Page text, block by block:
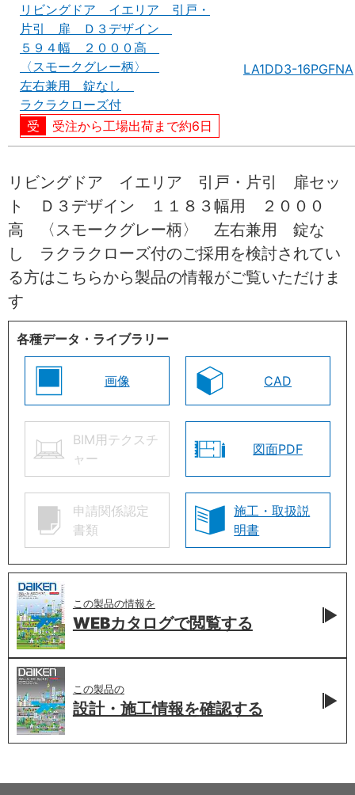
リビングドア イエリア 引戸・
片引 扉 Ｄ３デザイン
５９４幅 ２０００高
〈スモークグレー柄〉
左右兼用 錠なし
ラクラクローズ付
受注から工場出荷まで約6日
LA1DD3-16PGFNA
リビングドア イエリア 引戸・片引 扉セッ
ト Ｄ３デザイン １１８３幅用 ２０００
高 〈スモークグレー柄〉 左右兼用 錠な
し ラクラクローズ付のご採用を検討されてい
る方はこちらから製品の情報がご覧いただけま
す
各種データ・ライブラリー
画像 CAD
BIM用テクスチ
ャー
図面PDF
申請関係認定
書類
施工・取扱説
明書
この製品の情報を
WEBカタログで閲覧する
この製品の
設計・施工情報を確認する